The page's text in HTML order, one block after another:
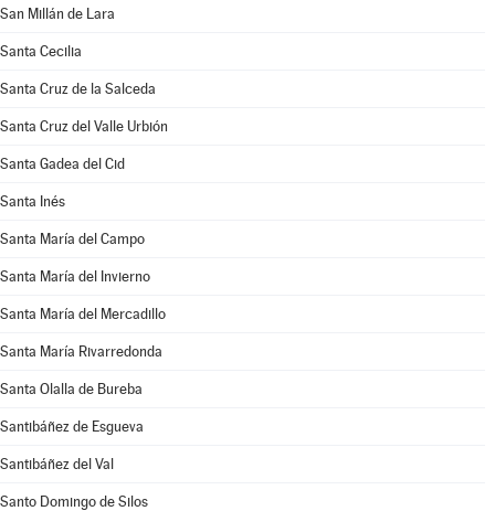
San Millán de Lara
Santa Cecilia
Santa Cruz de la Salceda
Santa Cruz del Valle Urbión
Santa Gadea del Cid
Santa Inés
Santa María del Campo
Santa María del Invierno
Santa María del Mercadillo
Santa María Rivarredonda
Santa Olalla de Bureba
Santibáñez de Esgueva
Santibáñez del Val
Santo Domingo de Silos